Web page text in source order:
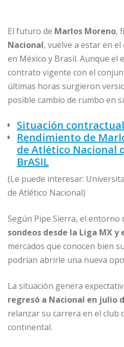
El futuro de Marlos Moreno,
Nacional, vuelve a estar en
en México y Brasil. Aunque el
contrato vigente con el
últimas horas surgieron
posible cambio de rumbo en
Situación
Rendimiento de
de Atlético Nacional
BrASIL
(Le puede interesar:
de Atlético Nacional)
Según Pipe Sierra, el
sondeos desde la Liga MX y
mercados que conocen bien
podrían abrirle una nueva
La situación genera
regresó a Nacional en julio
relanzar su carrera en el club
continental.